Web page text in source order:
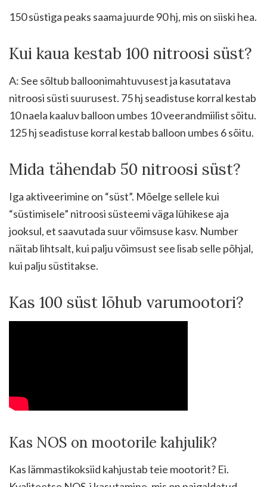
150 süstiga peaks saama juurde 90 hj, mis on siiski hea.
Kui kaua kestab 100 nitroosi süst?
A: See sõltub balloonimahtuvusest ja kasutatava
nitroosi süsti suurusest. 75 hj seadistuse korral kestab
10 naela kaaluv balloon umbes 10 veerandmiilist sõitu.
125 hj seadistuse korral kestab balloon umbes 6 sõitu.
Mida tähendab 50 nitroosi süst?
Iga aktiveerimine on “süst”. Mõelge sellele kui
“süstimisele” nitroosi süsteemi väga lühikese aja
jooksul, et saavutada suur võimsuse kasv. Number
näitab lihtsalt, kui palju võimsust see lisab selle põhjal,
kui palju süstitakse.
Kas 100 süst lõhub varumootori?
Kas NOS on mootorile kahjulik?
Kas lämmastikoksiid kahjustab teie mootorit? Ei.